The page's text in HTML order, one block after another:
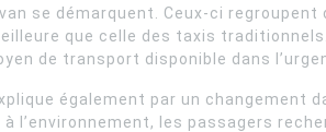
se démarquent. Ceux-ci
que celle des taxis
de transport disponible dans
également par un changement
les passagers